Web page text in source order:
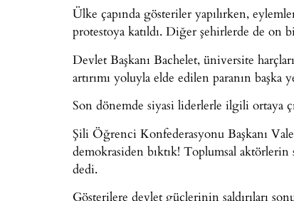
Ülke çapında gösteriler yapılırken,
protestoya katıldı. Diğer şehirlerde de on
Devlet Başkanı Bachelet, üniversite
artırımı yoluyla elde edilen paranın
Son dönemde siyasi liderlerle ilgili ortaya
Şili Öğrenci Konfederasyonu Başkanı
demokrasiden bıktık! Toplumsal
dedi.
Gösterilere devlet güçlerinin saldırıları